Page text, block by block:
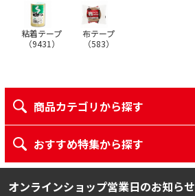
粘着テープ
（9431 ）
布テープ
（583）
商品カテゴリから探す
おすすめ特集から探す
オンラインショップ営業日のお知らせ